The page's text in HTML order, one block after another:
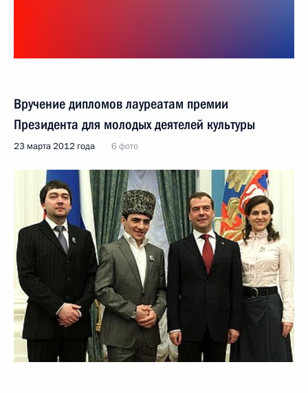
Вручение дипломов лауреатам премии
Президента для молодых деятелей культуры
23 марта 2012 года 6 фото